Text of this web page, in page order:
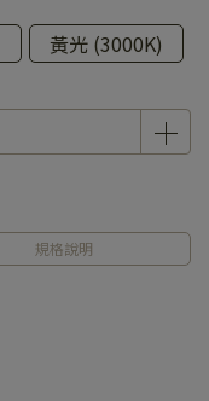
黃光 (3000K)
規格說明